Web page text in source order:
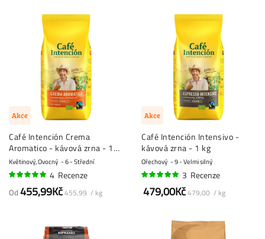
Akce
Café Intención Crema
Aromatico - kávová zrna - 1
kg
Květinový, Ovocný 6 - Střední
4 Recenze
Od 455,99Kč455,99 / kg
Akce
Café Intención Intensivo -
kávová zrna - 1 kg
Ořechový 9 - Velmi silný
3 Recenze
479,00Kč479,00 / kg